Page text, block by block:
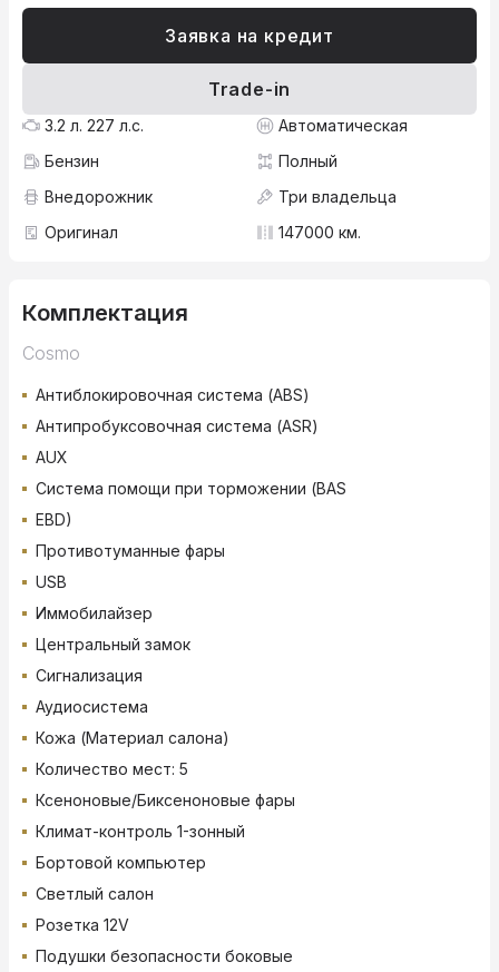
Заявка на кредит
Trade-in
3.2 л. 227 л.с.
Автоматическая
Бензин
Полный
Внедорожник
Три владельца
Оригинал
147000 км.
Комплектация
Cosmo
Антиблокировочная система (ABS)
Антипробуксовочная система (ASR)
AUX
Система помощи при торможении (BAS
EBD)
Противотуманные фары
USB
Иммобилайзер
Центральный замок
Сигнализация
Аудиосистема
Кожа (Материал салона)
Количество мест: 5
Ксеноновые/Биксеноновые фары
Климат-контроль 1-зонный
Бортовой компьютер
Светлый салон
Розетка 12V
Подушки безопасности боковые